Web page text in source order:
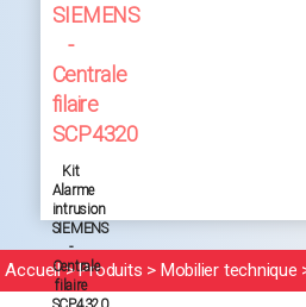
SIEMENS
-
Centrale
filaire
SCP4320
Kit
Alarme
intrusion
SIEMENS
-
Centrale
filaire
Accueil>Produits > Mobilier technique